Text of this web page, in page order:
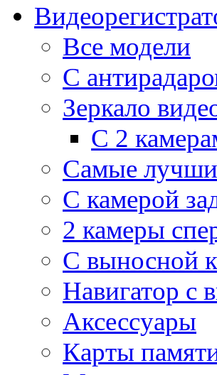
Все модели
C
Зеркало
С 2
Самые
С камерой
2 камеры
С выносной
Навигатор с
Аксессуары
Карты